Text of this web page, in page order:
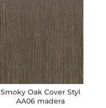
Smoky Oak Cover Styl
AA06 madera